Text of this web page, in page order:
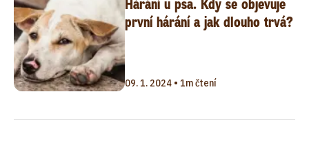
Hárání u psa. Kdy se objevuje
první hárání a jak dlouho trvá?
09. 1. 2024 • 1m čtení